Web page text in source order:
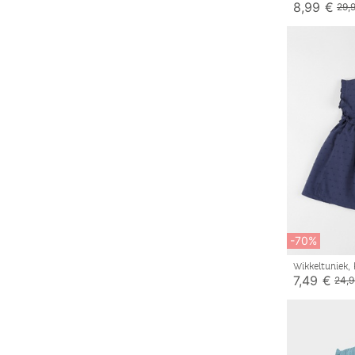
8,99 €
-70%
Wikkeltuniek,
7,49 €